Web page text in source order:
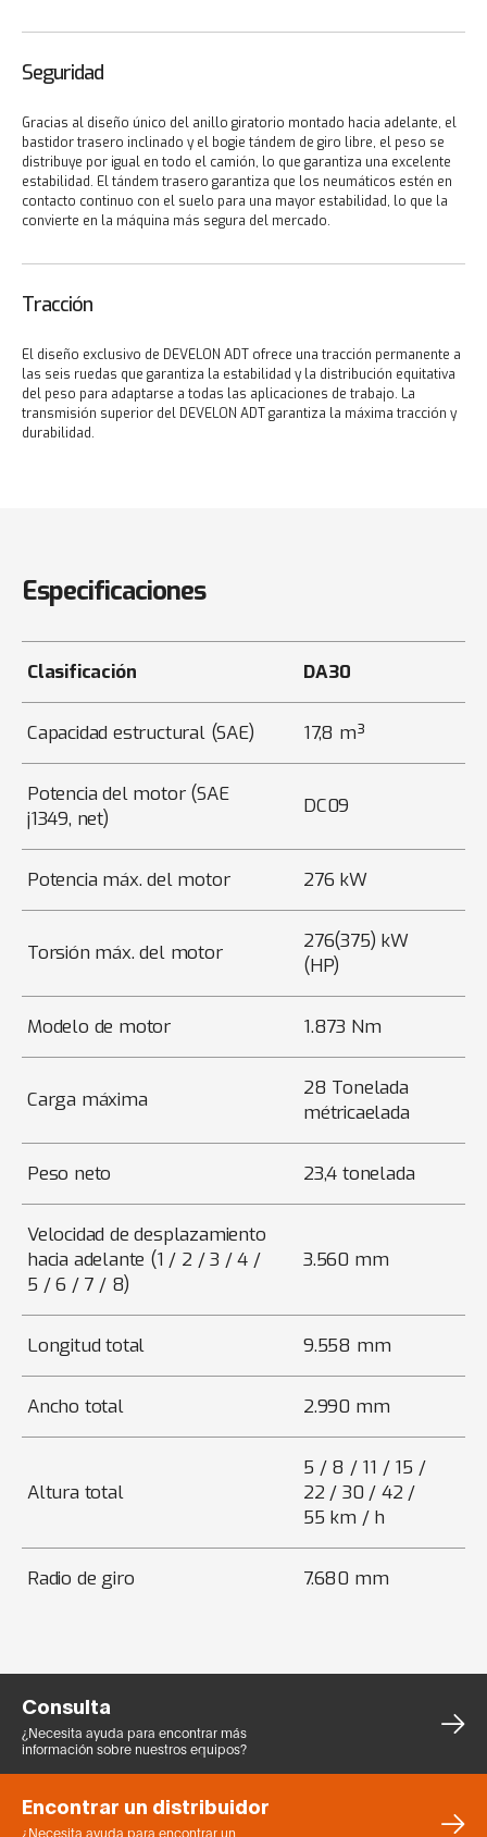
Seguridad
Gracias al diseño único del anillo giratorio montado hacia adelante, el
bastidor trasero inclinado y el bogie tándem de giro libre, el peso se
distribuye por igual en todo el camión, lo que garantiza una excelente
estabilidad. El tándem trasero garantiza que los neumáticos estén en
contacto continuo con el suelo para una mayor estabilidad, lo que la
convierte en la máquina más segura del mercado.
Tracción
El diseño exclusivo de DEVELON ADT ofrece una tracción permanente a
las seis ruedas que garantiza la estabilidad y la distribución equitativa
del peso para adaptarse a todas las aplicaciones de trabajo. La
transmisión superior del DEVELON ADT garantiza la máxima tracción y
durabilidad.
Especificaciones
Clasificación DA30
Capacidad estructural (SAE) 17,8 m³
Potencia del motor (SAE
j1349, net)
DC09
Potencia máx. del motor 276 kW
Torsión máx. del motor
276(375) kW
(HP)
Modelo de motor 1.873 Nm
Carga máxima
28 Tonelada
métricaelada
Peso neto 23,4 tonelada
Velocidad de desplazamiento
hacia adelante (1 / 2 / 3 / 4 /
5 / 6 / 7 / 8)
3.560 mm
Longitud total 9.558 mm
Ancho total 2.990 mm
Altura total
5 / 8 / 11 / 15 /
22 / 30 / 42 /
55 km / h
Radio de giro 7.680 mm
Consulta
¿Necesita ayuda para encontrar más
información sobre nuestros equipos?
Encontrar un distribuidor
¿Necesita ayuda para encontrar un